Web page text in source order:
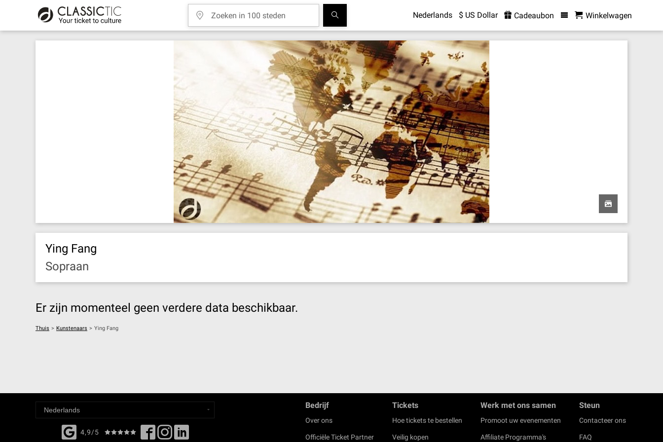
Nederlands $ US Dollar Cadeaubon Winkelwagen
Ying Fang
Sopraan
Er zijn momenteel geen verdere data beschikbaar.
Thuis > Kunstenaars > Ying Fang
4,9/5
Bedrijf
Over ons
Officiële Ticket Partner
Tickets
Hoe tickets te bestellen
Veilig kopen
Werk met ons samen
Promoot uw evenementen
Affiliate Programma's
Steun
Contacteer ons
FAQ